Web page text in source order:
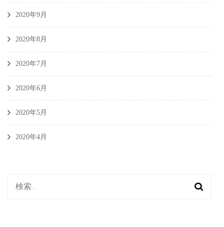
2020年9月
2020年8月
2020年7月
2020年6月
2020年5月
2020年4月
検